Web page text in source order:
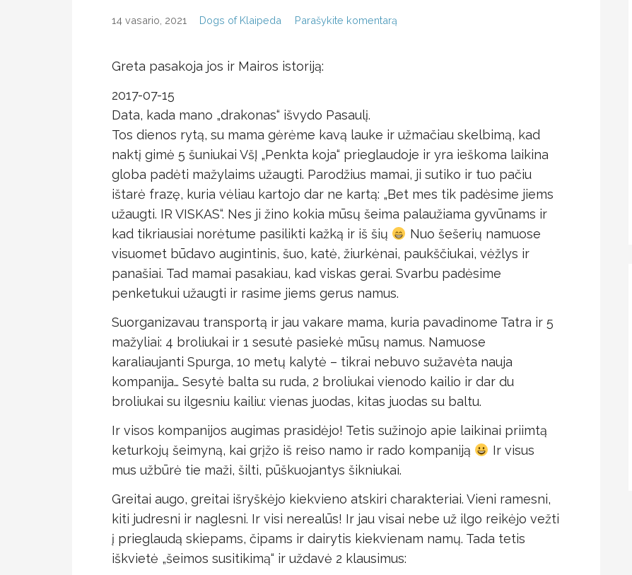
14 vasario, 2021 Dogs of Klaipeda Parašykite komentarą
Greta pasakoja jos ir Mairos istoriją:
2017-07-15
Data, kada mano „drakonas“ išvydo Pasaulį.
Tos dienos rytą, su mama gėrėme kavą lauke ir užmačiau skelbimą, kad
naktį gimė 5 šuniukai VšĮ „Penkta koja“ prieglaudoje ir yra ieškoma laikina
globa padėti mažylaims užaugti. Parodžius mamai, ji sutiko ir tuo pačiu
ištarė frazę, kuria vėliau kartojo dar ne kartą: „Bet mes tik padėsime jiems
užaugti. IR VISKAS“. Nes ji žino kokia mūsų šeima palaužiama gyvūnams ir
kad tikriausiai norėtume pasilikti kažką ir iš šių
Nuo šešerių namuose
visuomet būdavo augintinis, šuo, katė, žiurkėnai, paukščiukai, vėžlys ir
panašiai. Tad mamai pasakiau, kad viskas gerai. Svarbu padėsime
penketukui užaugti ir rasime jiems gerus namus.
Suorganizavau transportą ir jau vakare mama, kuria pavadinome Tatra ir 5
mažyliai: 4 broliukai ir 1 sesutė pasiekė mūsų namus. Namuose
karaliaujanti Spurga, 10 metų kalytė – tikrai nebuvo sužavėta nauja
kompanija… Sesytė balta su ruda, 2 broliukai vienodo kailio ir dar du
broliukai su ilgesniu kailiu: vienas juodas, kitas juodas su baltu.
Ir visos kompanijos augimas prasidėjo! Tetis sužinojo apie laikinai priimtą
keturkojų šeimyną, kai grįžo iš reiso namo ir rado kompaniją
Ir visus
mus užbūrė tie maži, šilti, pūškuojantys šikniukai.
Greitai augo, greitai išryškėjo kiekvieno atskiri charakteriai. Vieni ramesni,
kiti judresni ir naglesni. Ir visi nerealūs! Ir jau visai nebe už ilgo reikėjo vežti
į prieglaudą skiepams, čipams ir dairytis kiekvienam namų. Tada tetis
iškvietė „šeimos susitikimą“ ir uždavė 2 klausimus: